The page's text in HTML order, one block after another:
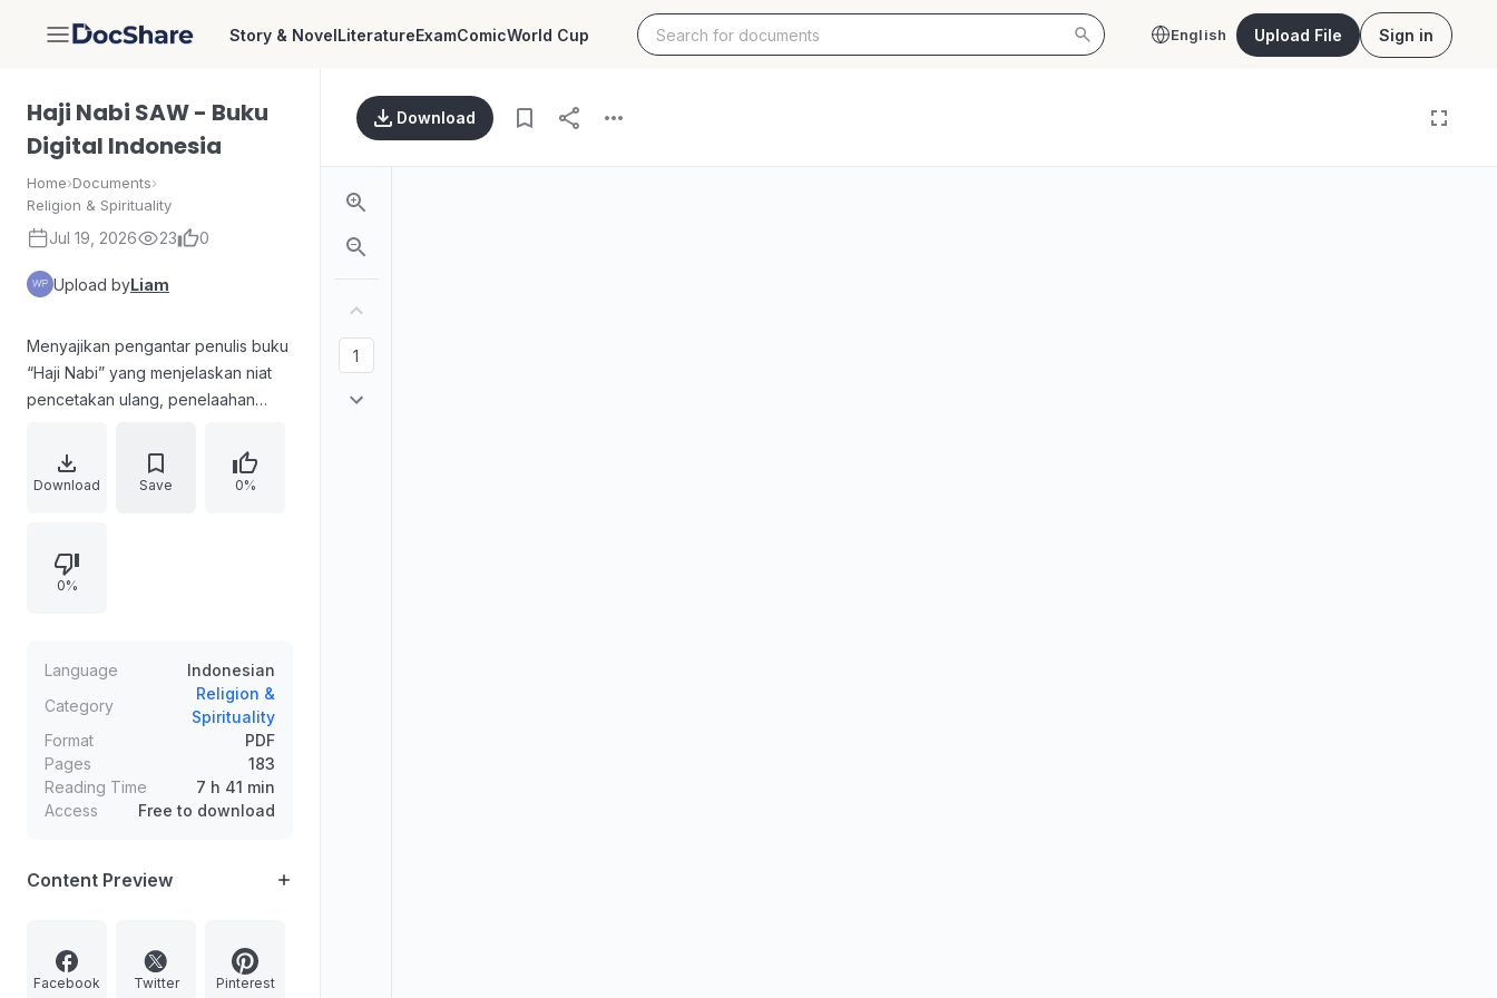
DocShare Story & NovelLiteratureExamComicWorld Cup English Upload File Sign in
Haji Nabi SAW - Buku
Digital Indonesia
Home›Documents›
Religion & Spirituality
Jul 19, 2026 23 0
Upload byLiam
Menyajikan pengantar penulis buku
“Haji Nabi” yang menjelaskan niat
pencetakan ulang, penelaahan
hadits dari berbagai referensi.
Struktur isi mencakup nasihat-
haji (mulai dari ihram, thawaf, sai,
wuquf, jumrah, hingga ketentuan
ibadah haji.
Download Save 0%
0%
Language
Indonesian
Category
Religion &
Spirituality
Format
PDF
Pages
183
Reading Time
7 h 41 min
Access
Free to download
Content Preview
Facebook Twitter Pinterest
Download